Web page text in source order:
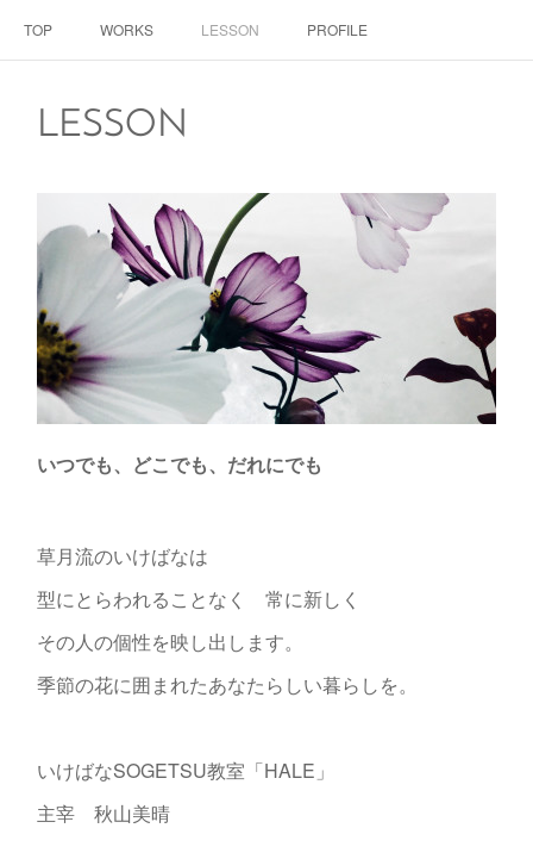
TOP WORKS LESSON PROFILE
LESSON
いつでも、どこでも、だれにでも
草月流のいけばなは
型にとらわれることなく 常に新しく
その人の個性を映し出します。
季節の花に囲まれたあなたらしい暮らしを。
いけばなSOGETSU教室「HALE」
主宰 秋山美晴